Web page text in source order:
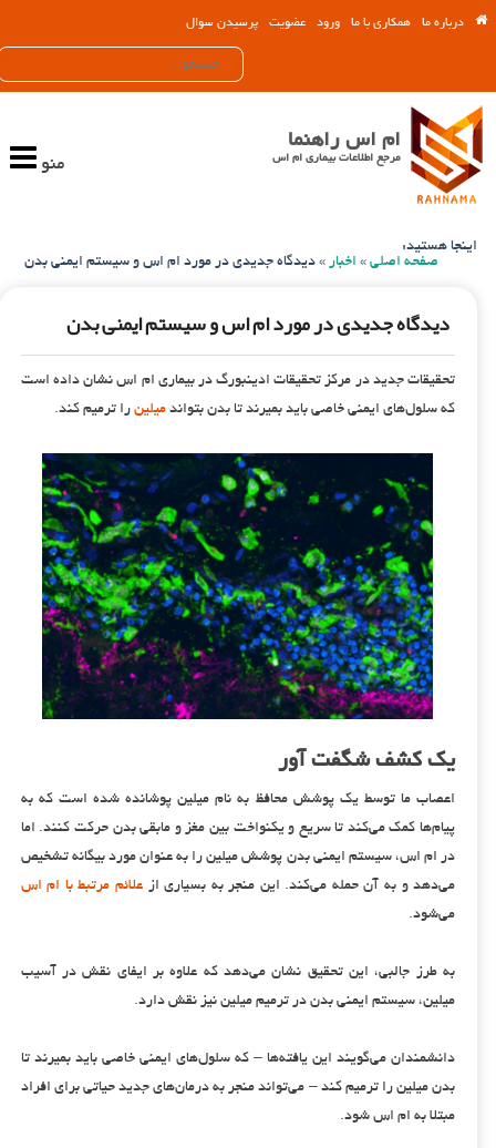
درباره ما همکاری با ما ورود عضویت پرسیدن سوال
منو
ام اس راهنما
مرجع اطلاعات بیماری ام اس
اینجا هستید:
صفحه اصلی» اخبار» دیدگاه جدیدی در مورد ام اس و سیستم ایمنی بدن
دیدگاه جدیدی در مورد ام اس و سیستم ایمنی بدن
تحقیقات جدید در مرکز تحقیقات ادینبورگ در بیماری ام اس نشان داده است
که سلول‌های ایمنی خاصی باید بمیرند تا بدن بتواند میلینرا ترمیم کند.
یک کشف شگفت آور
اعصاب ما توسط یک پوشش محافظ به نام میلین پوشانده شده است که به
پیام‌ها کمک می‌کند تا سریع و یکنواخت بین مغز و مابقی بدن حرکت کنند. اما
در ام اس، سیستم ایمنی بدن پوشش میلین را به عنوان مورد بیگانه تشخیص
می‌دهد و به آن حمله می‌کند. این منجر به بسیاری از علائم مرتبط با ام اس
می‌شود.
به طرز جالبی، این تحقیق نشان می‌دهد که علاوه بر ایفای نقش در آسیب
میلین، سیستم ایمنی بدن در ترمیم میلین نیز نقش دارد.
دانشمندان می‌گویند این یافته‌ها – که سلول‌های ایمنی خاصی باید بمیرند تا
بدن میلین را ترمیم کند – می‌تواند منجر به درمان‌های جدید حیاتی برای افراد
مبتلا به ام اس شود.